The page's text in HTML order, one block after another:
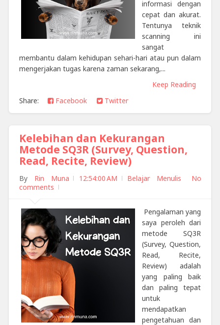
informasi dengan
cepat dan akurat.
Tentunya teknik
scanning ini
sangat
membantu dalam kehidupan sehari-hari atau pun dalam
mengerjakan tugas karena zaman sekarang,...
Keep Reading
Share:
Facebook Twitter
Kelebihan dan Kekurangan
Metode SQ3R (Survey, Question,
Read, Recite, Review)
By Rin Muna 12:54:00 AM Belajar Menulis
No
comments
Pengalaman yang
saya peroleh dari
metode SQ3R
(Survey, Question,
Read, Recite,
Review) adalah
yang paling baik
dan paling tepat
untuk
mendapatkan
pengetahuan dan